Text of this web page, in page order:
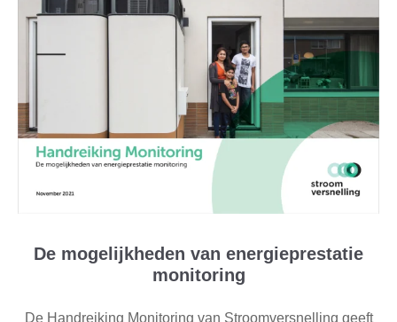
De mogelijkheden van energieprestatie
monitoring
De Handreiking Monitoring van Stroomversnelling geeft